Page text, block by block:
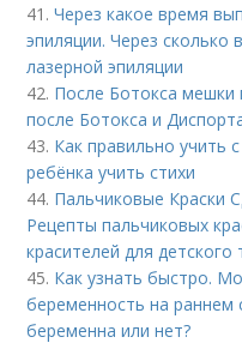
41.Через какое время
эпиляции. Через сколько
лазерной эпиляции
42. После Ботокса мешки
после Ботокса и
43. Как правильно учить
ребёнка учить стихи
44. Пальчиковые Краски
Рецепты пальчиковых
красителей для детского
45. Как узнать быстро.
беременность на раннем
беременна или нет?